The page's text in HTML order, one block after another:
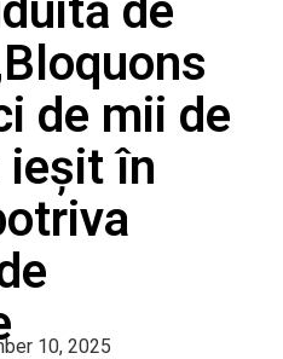
de
de mii de
ieșit în
10, 2025